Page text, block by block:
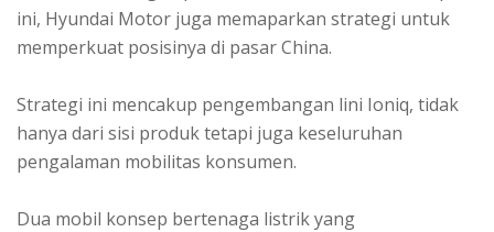
ini, Hyundai Motor juga memaparkan strategi untuk
memperkuat posisinya di pasar China.
Strategi ini mencakup pengembangan lini Ioniq, tidak
hanya dari sisi produk tetapi juga keseluruhan
pengalaman mobilitas konsumen.
Dua mobil konsep bertenaga listrik yang